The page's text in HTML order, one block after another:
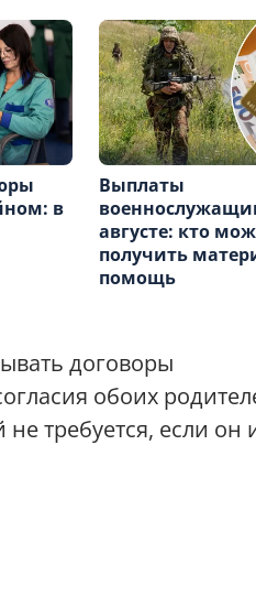
в
Выплаты
августе: кто
получить
помощь
договоры
обоих
требуется, если он